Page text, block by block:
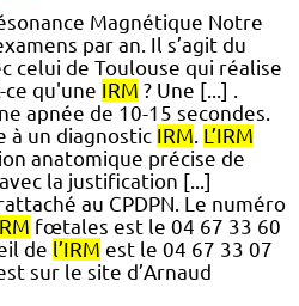
Magnétique Notre
par an. Il s’agit du
celui de Toulouse qui réalise
qu'une IRM ? Une [...] .
apnée de 10-15 secondes.
à un diagnostic IRM. L’IRM
anatomique précise de
la justification [...]
au CPDPN. Le numéro
fœtales est le 04 67 33 60
de l’IRM est le 04 67 33 07
sur le site d’Arnaud